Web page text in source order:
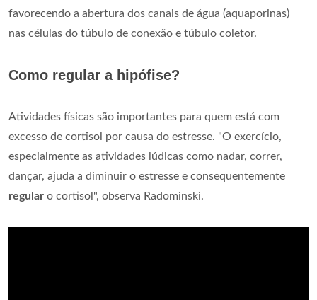
favorecendo a abertura dos canais de água (aquaporinas)
nas células do túbulo de conexão e túbulo coletor.
Como regular a hipófise?
Atividades físicas são importantes para quem está com
excesso de cortisol por causa do estresse. "O exercício,
especialmente as atividades lúdicas como nadar, correr,
dançar, ajuda a diminuir o estresse e consequentemente
regular o cortisol", observa Radominski.